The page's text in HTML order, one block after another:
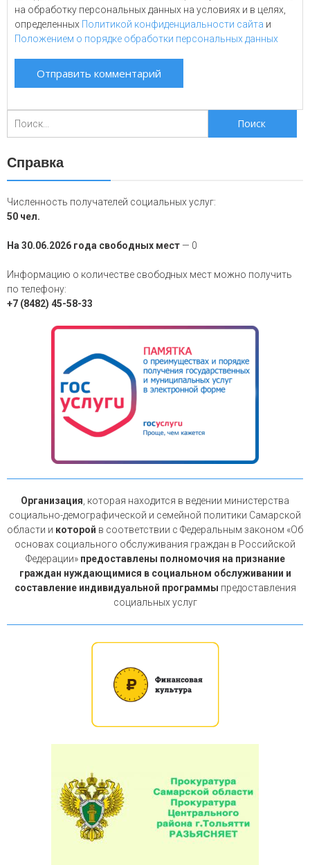
на обработку персональных данных на условиях и в целях,
определенных Политикой конфиденциальности сайта и
Положением о порядке обработки персональных данных
для:
Справка
Численность получателей социальных услуг:
50 чел.
На 30.06.2026 года свободных мест — 0
Информацию о количестве свободных мест можно получить
по телефону:
+7 (8482) 45-58-33
Организация , которая находится в ведении министерства
социально-демографической и семейной политики Самарской
области и которой в соответствии с Федеральным законом «Об
основах социального обслуживания граждан в Российской
Федерации» предоставлены полномочия на признание
граждан нуждающимися в социальном обслуживании и
составление индивидуальной программы предоставления
социальных услуг